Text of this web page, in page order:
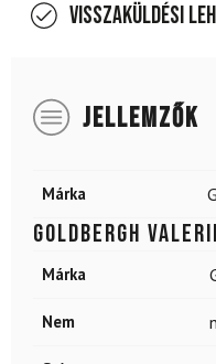
Visszaküldési
JELLEMZŐK
Márka
GOLDBERGH
Márka
Nem